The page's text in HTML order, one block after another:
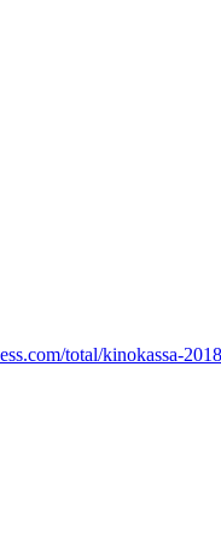
total/kinokassa-